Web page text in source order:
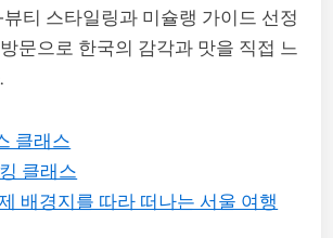
티 스타일링과 미슐랭 가이드 선정
문으로 한국의 감각과 맛을 직접 느
클래스
클래스
배경지를 따라 떠나는 서울 여행